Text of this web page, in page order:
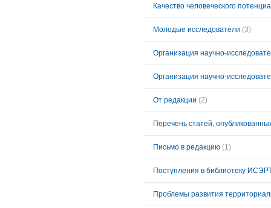
Качество человеческого
Молодые исследователи (3)
Организация научно-
Организация научно-
От редакции (2)
Перечень статей,
Письмо в редакцию (1)
Поступления в библиотеку
Проблемы развития